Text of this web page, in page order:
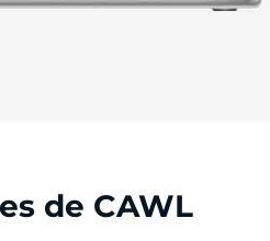
de CAWL